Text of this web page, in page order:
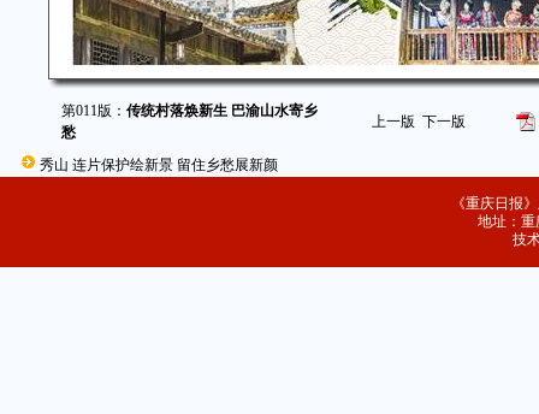
第011版：传统村落焕新生 巴渝山水寄乡
愁
上一版 下一版
秀山 连片保护绘新景 留住乡愁展新颜
《重庆日报
地址：重
技